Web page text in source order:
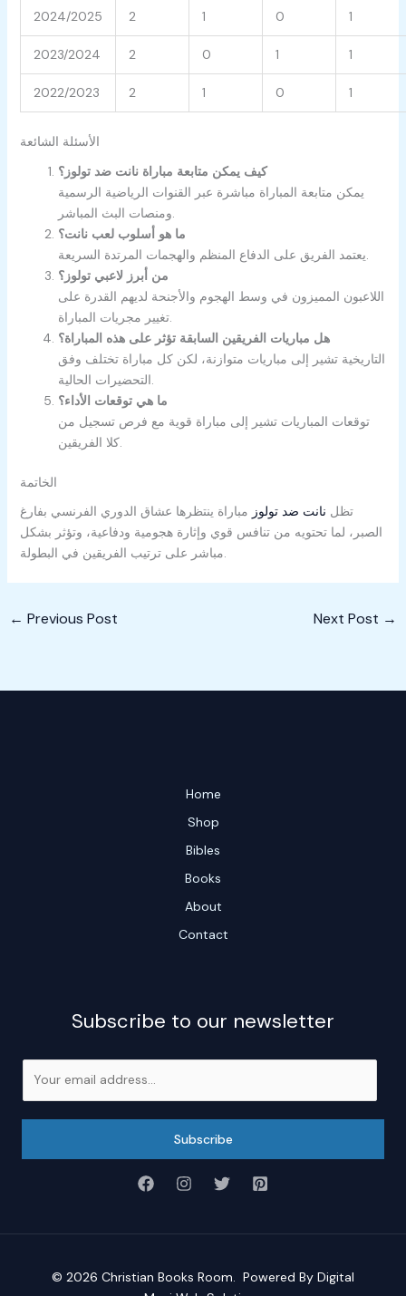
2024/2025 2 1 0 1
2023/2024 2 0 1 1
2022/2023 2 1 0 1
الأسئلة الشائعة
كيف يمكن متابعة مباراة نانت ضد تولوز؟
يمكن متابعة المباراة مباشرة عبر القنوات الرياضية الرسمية
ما هو أسلوب لعب نانت؟
من أبرز لاعبي تولوز؟
اللاعبون المميزون في وسط الهجوم والأجنحة لديهم القدرة على
تغيير مجريات المباراة.
هل مباريات الفريقين السابقة تؤثر على هذه المباراة؟
التاريخية تشير إلى مباريات متوازنة، لكن كل مباراة تختلف وفق
ما هي توقعات الأداء؟
توقعات المباريات تشير إلى مباراة قوية مع فرص تسجيل من
كلا الفريقين.
الخاتمة
تظل نانت ضد تولوز مباراة ينتظرها عشاق الدوري الفرنسي بفارغ
الصبر، لما تحتويه من تنافس قوي وإثارة هجومية ودفاعية، وتؤثر بشكل
مباشر على ترتيب الفريقين في البطولة.
← Previous Post Next Post →
Home
Shop
Bibles
Books
About
Contact
Subscribe to our newsletter
Subscribe
© 2026 Christian Books Room. Powered By Digital